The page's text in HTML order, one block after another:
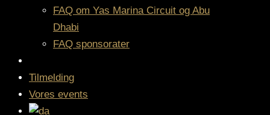
FAQ om Yas Marina Circuit og Abu
Dhabi
FAQ sponsorater
Tilmelding
Vores events